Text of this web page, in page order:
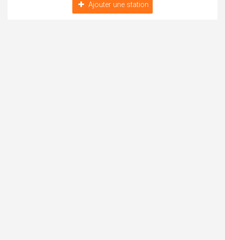
Ajouter une station